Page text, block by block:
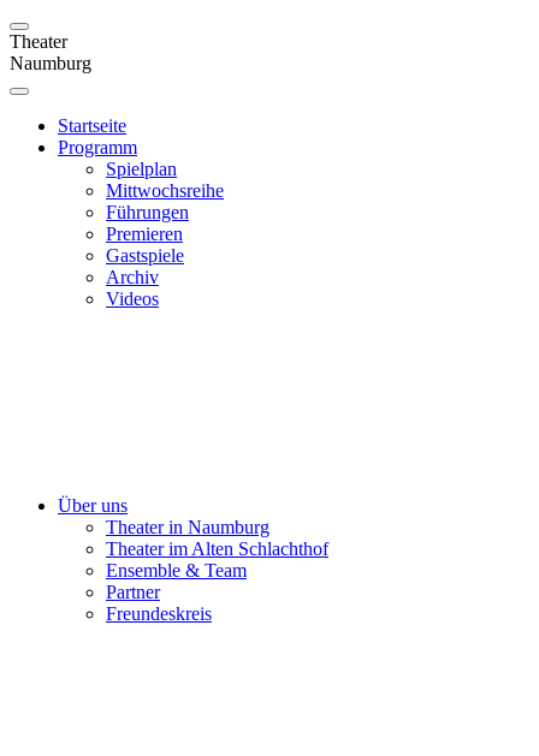
Theater
Naumburg
Startseite
Programm
Spielplan
Mittwochsreihe
Führungen
Premieren
Gastspiele
Archiv
Videos
Über uns
Theater in Naumburg
Theater im Alten Schlachthof
Ensemble & Team
Partner
Freundeskreis